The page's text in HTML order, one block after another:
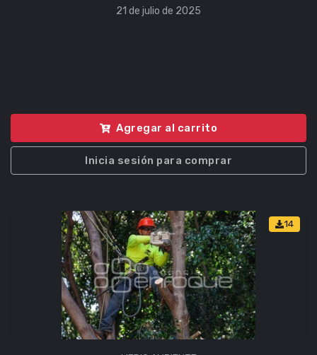
21 de julio de 2025
Agregar al carrito
Inicia sesión para comprar
14